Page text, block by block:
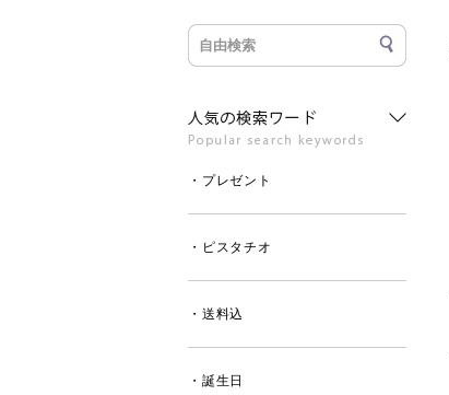
・プレゼント
・ピスタチオ
・送料込
・誕生日